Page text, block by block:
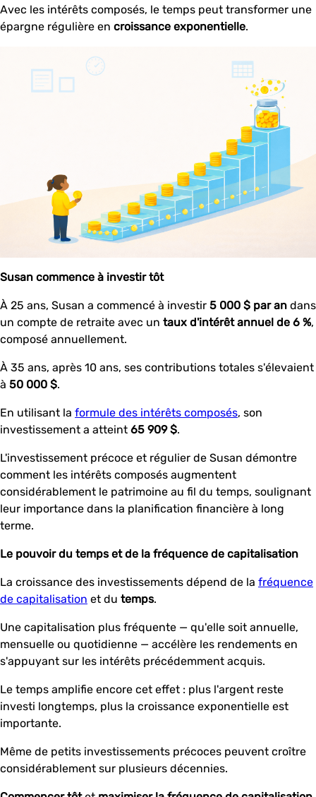
Avec les intérêts composés, le temps peut transformer une
épargne régulière en croissance exponentielle.
Susan commence à investir tôt
À 25 ans, Susan a commencé à investir 5 000 $ par an dans
un compte de retraite avec un taux d'intérêt annuel de 6 %,
composé annuellement.
À 35 ans, après 10 ans, ses contributions totales s'élevaient
à 50 000 $.
En utilisant la formule des intérêts composés, son
investissement a atteint 65 909 $.
L'investissement précoce et régulier de Susan démontre
comment les intérêts composés augmentent
considérablement le patrimoine au fil du temps, soulignant
leur importance dans la planification financière à long
terme.
Le pouvoir du temps et de la fréquence de capitalisation
La croissance des investissements dépend de la fréquence
de capitalisation et du temps.
Une capitalisation plus fréquente — qu'elle soit annuelle,
mensuelle ou quotidienne — accélère les rendements en
s'appuyant sur les intérêts précédemment acquis.
Le temps amplifie encore cet effet : plus l'argent reste
investi longtemps, plus la croissance exponentielle est
importante.
Même de petits investissements précoces peuvent croître
considérablement sur plusieurs décennies.